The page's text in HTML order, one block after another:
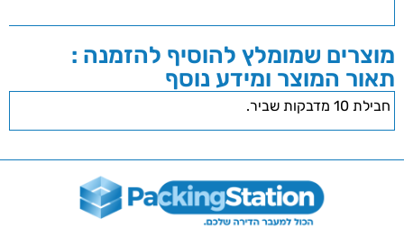
מוצרים שמומלץ להוסיף להזמנה :
תאור המוצר ומידע נוסף
חבילת 10 מדבקות שביר.